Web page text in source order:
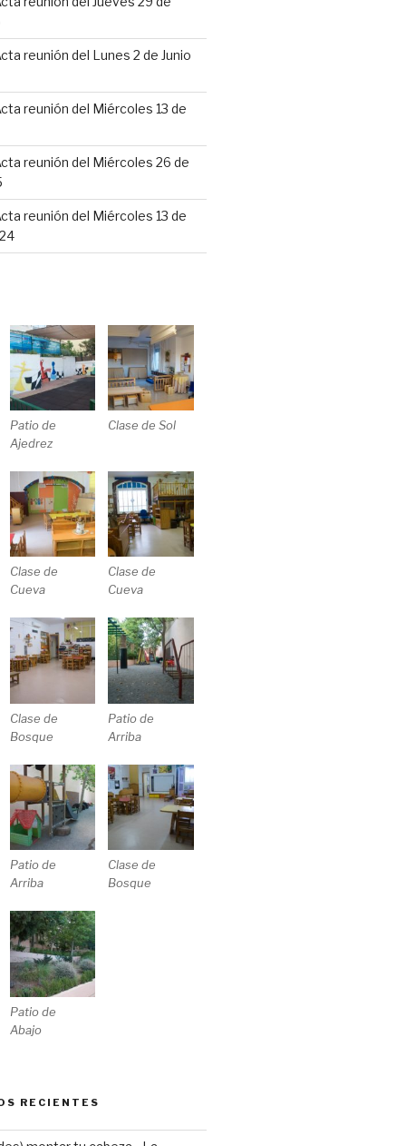
reunión del Lunes 2 de Junio
reunión del Miércoles 13 de
reunión del Miércoles 26 de
reunión del Miércoles 13 de
Patio de
Ajedrez
Clase de Sol
Clase de
Cueva
Clase de
Cueva
Clase de
Bosque
Patio de
Arriba
Patio de
Arriba
Clase de
Bosque
Patio de
Abajo
RECIENTES